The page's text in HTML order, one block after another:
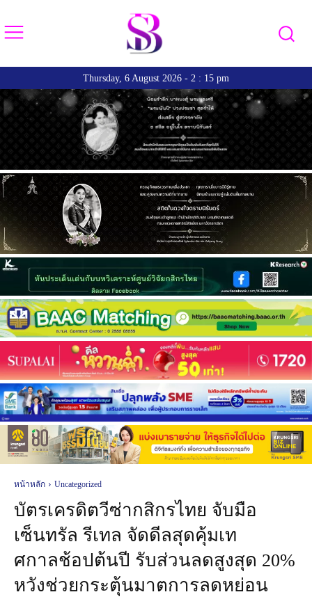
Thursday, 6 August 2026 - 2 : 15 pm
หน้าหลัก Uncategorized
บัตรเครดิตวีซ่ากสิกรไทย จับมือ
เซ็นทรัล รีเทล จัดดีลสุดคุ้มเท
ศกาลช้อปต้นปี รับส่วนลดสูงสุด 20%
หวังช่วยกระตุ้นมาตการลดหย่อน